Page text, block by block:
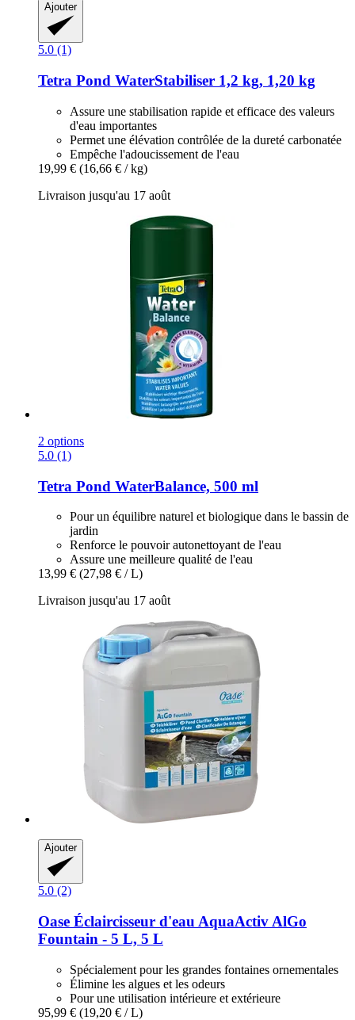
Ajouter
5.0 (1)
Tetra Pond WaterStabiliser 1,2 kg, 1,20 kg
Assure une stabilisation rapide et efficace des valeurs
d'eau importantes
Permet une élévation contrôlée de la dureté carbonatée
Empêche l'adoucissement de l'eau
19,99 € (16,66 € / kg)
Livraison jusqu'au 17 août
2 options
5.0 (1)
Tetra Pond WaterBalance, 500 ml
Pour un équilibre naturel et biologique dans le bassin de
jardin
Renforce le pouvoir autonettoyant de l'eau
Assure une meilleure qualité de l'eau
13,99 € (27,98 € / L)
Livraison jusqu'au 17 août
Ajouter
5.0 (2)
Oase Éclaircisseur d'eau AquaActiv AlGo
Fountain -​ 5 L, 5 L
Spécialement pour les grandes fontaines ornementales
Élimine les algues et les odeurs
Pour une utilisation intérieure et extérieure
95,99 € (19,20 € / L)